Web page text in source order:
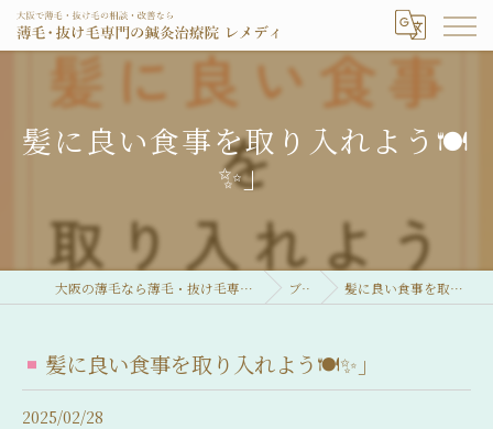
髪に良い食事を取り入れよう🍽️
✨」
大阪の薄毛なら薄毛・抜け毛専門の鍼灸治療院 レメディ ブログ 髪に良い食事を取り入れよう🍽️✨」
髪に良い食事を取り入れよう🍽️✨」
2025/02/28